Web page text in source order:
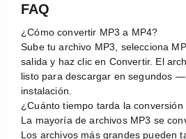
FAQ
¿Cómo convertir MP3 a MP4?
Sube tu archivo MP3, selecciona
salida y haz clic en Convertir. El
listo para descargar en segundos
instalación.
¿Cuánto tiempo tarda la conversión
La mayoría de archivos MP3 se
Los archivos más grandes pueden